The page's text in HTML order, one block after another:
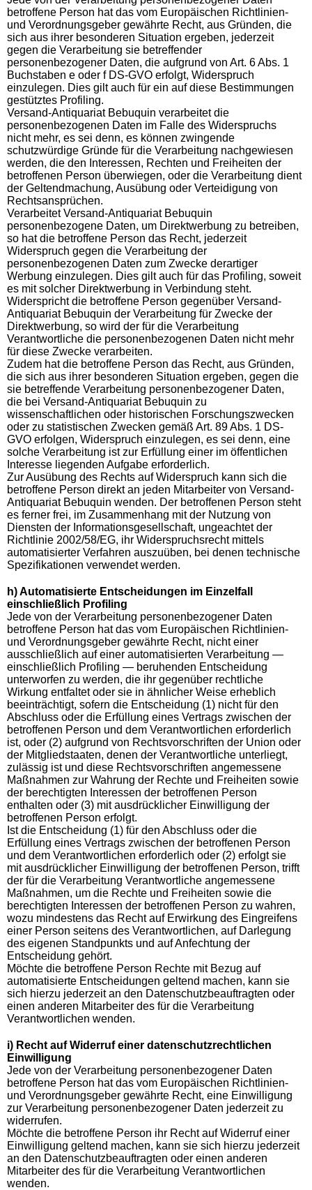
betroffene Person hat das vom Europäischen Richtlinien-
und Verordnungsgeber gewährte Recht, aus Gründen, die
sich aus ihrer besonderen Situation ergeben, jederzeit
gegen die Verarbeitung sie betreffender
personenbezogener Daten, die aufgrund von Art. 6 Abs. 1
Buchstaben e oder f DS-GVO erfolgt, Widerspruch
einzulegen. Dies gilt auch für ein auf diese Bestimmungen
gestütztes Profiling.
Versand-Antiquariat Bebuquin verarbeitet die
personenbezogenen Daten im Falle des Widerspruchs
nicht mehr, es sei denn, es können zwingende
schutzwürdige Gründe für die Verarbeitung nachgewiesen
werden, die den Interessen, Rechten und Freiheiten der
betroffenen Person überwiegen, oder die Verarbeitung dient
der Geltendmachung, Ausübung oder Verteidigung von
Rechtsansprüchen.
Verarbeitet Versand-Antiquariat Bebuquin
personenbezogene Daten, um Direktwerbung zu betreiben,
so hat die betroffene Person das Recht, jederzeit
Widerspruch gegen die Verarbeitung der
personenbezogenen Daten zum Zwecke derartiger
Werbung einzulegen. Dies gilt auch für das Profiling, soweit
es mit solcher Direktwerbung in Verbindung steht.
Widerspricht die betroffene Person gegenüber Versand-
Antiquariat Bebuquin der Verarbeitung für Zwecke der
Direktwerbung, so wird der für die Verarbeitung
Verantwortliche die personenbezogenen Daten nicht mehr
für diese Zwecke verarbeiten.
Zudem hat die betroffene Person das Recht, aus Gründen,
die sich aus ihrer besonderen Situation ergeben, gegen die
sie betreffende Verarbeitung personenbezogener Daten,
die bei Versand-Antiquariat Bebuquin zu
wissenschaftlichen oder historischen Forschungszwecken
oder zu statistischen Zwecken gemäß Art. 89 Abs. 1 DS-
GVO erfolgen, Widerspruch einzulegen, es sei denn, eine
solche Verarbeitung ist zur Erfüllung einer im öffentlichen
Interesse liegenden Aufgabe erforderlich.
Zur Ausübung des Rechts auf Widerspruch kann sich die
betroffene Person direkt an jeden Mitarbeiter von Versand-
Antiquariat Bebuquin wenden. Der betroffenen Person steht
es ferner frei, im Zusammenhang mit der Nutzung von
Diensten der Informationsgesellschaft, ungeachtet der
Richtlinie 2002/58/EG, ihr Widerspruchsrecht mittels
automatisierter Verfahren auszuüben, bei denen technische
Spezifikationen verwendet werden.
h) Automatisierte Entscheidungen im Einzelfall
einschließlich Profiling
Jede von der Verarbeitung personenbezogener Daten
betroffene Person hat das vom Europäischen Richtlinien-
und Verordnungsgeber gewährte Recht, nicht einer
ausschließlich auf einer automatisierten Verarbeitung —
einschließlich Profiling — beruhenden Entscheidung
unterworfen zu werden, die ihr gegenüber rechtliche
Wirkung entfaltet oder sie in ähnlicher Weise erheblich
beeinträchtigt, sofern die Entscheidung (1) nicht für den
Abschluss oder die Erfüllung eines Vertrags zwischen der
betroffenen Person und dem Verantwortlichen erforderlich
ist, oder (2) aufgrund von Rechtsvorschriften der Union oder
der Mitgliedstaaten, denen der Verantwortliche unterliegt,
zulässig ist und diese Rechtsvorschriften angemessene
Maßnahmen zur Wahrung der Rechte und Freiheiten sowie
der berechtigten Interessen der betroffenen Person
enthalten oder (3) mit ausdrücklicher Einwilligung der
betroffenen Person erfolgt.
Ist die Entscheidung (1) für den Abschluss oder die
Erfüllung eines Vertrags zwischen der betroffenen Person
und dem Verantwortlichen erforderlich oder (2) erfolgt sie
mit ausdrücklicher Einwilligung der betroffenen Person, trifft
der für die Verarbeitung Verantwortliche angemessene
Maßnahmen, um die Rechte und Freiheiten sowie die
berechtigten Interessen der betroffenen Person zu wahren,
wozu mindestens das Recht auf Erwirkung des Eingreifens
einer Person seitens des Verantwortlichen, auf Darlegung
des eigenen Standpunkts und auf Anfechtung der
Entscheidung gehört.
Möchte die betroffene Person Rechte mit Bezug auf
automatisierte Entscheidungen geltend machen, kann sie
sich hierzu jederzeit an den Datenschutzbeauftragten oder
einen anderen Mitarbeiter des für die Verarbeitung
Verantwortlichen wenden.
i) Recht auf Widerruf einer datenschutzrechtlichen
Einwilligung
Jede von der Verarbeitung personenbezogener Daten
betroffene Person hat das vom Europäischen Richtlinien-
und Verordnungsgeber gewährte Recht, eine Einwilligung
zur Verarbeitung personenbezogener Daten jederzeit zu
widerrufen.
Möchte die betroffene Person ihr Recht auf Widerruf einer
Einwilligung geltend machen, kann sie sich hierzu jederzeit
an den Datenschutzbeauftragten oder einen anderen
Mitarbeiter des für die Verarbeitung Verantwortlichen
wenden.